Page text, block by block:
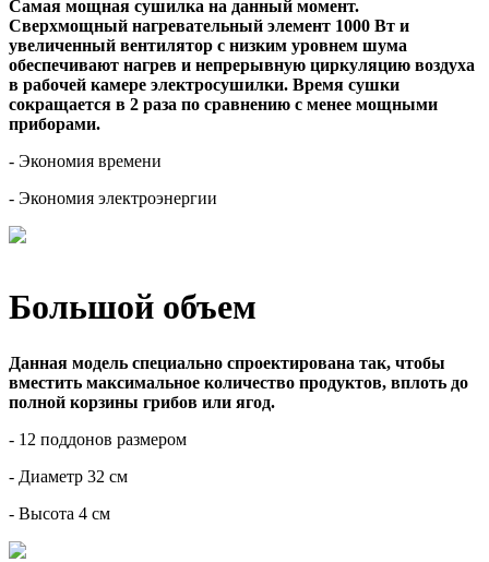
Самая мощная сушилка на данный момент.
Сверхмощный нагревательный элемент 1000 Вт и
увеличенный вентилятор с низким уровнем шума
обеспечивают нагрев и непрерывную циркуляцию воздуха
в рабочей камере электросушилки. Время сушки
сокращается в 2 раза по сравнению с менее мощными
приборами.
- Экономия времени
- Экономия электроэнергии
Большой объем
Данная модель специально спроектирована так, чтобы
вместить максимальное количество продуктов, вплоть до
полной корзины грибов или ягод.
- 12 поддонов размером
- Диаметр 32 см
- Высота 4 см